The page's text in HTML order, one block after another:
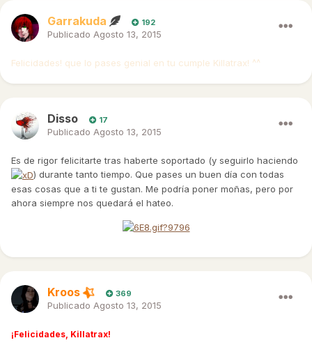
Garrakuda 192
Publicado Agosto 13, 2015
Felicidades! que lo pases genial en tu cumple Killatrax! ^^
Disso 17
Publicado Agosto 13, 2015
Es de rigor felicitarte tras haberte soportado (y seguirlo haciendo
) durante tanto tiempo. Que pases un buen día con todas
esas cosas que a ti te gustan. Me podría poner moñas, pero por
ahora siempre nos quedará el hateo.
Kroos 369
Publicado Agosto 13, 2015
¡Felicidades, Killatrax!